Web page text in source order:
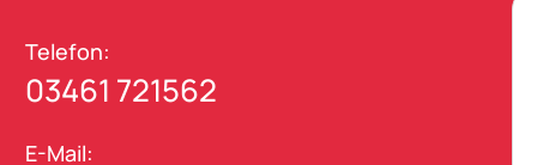
Telefon:
03461 721562
E-Mail: